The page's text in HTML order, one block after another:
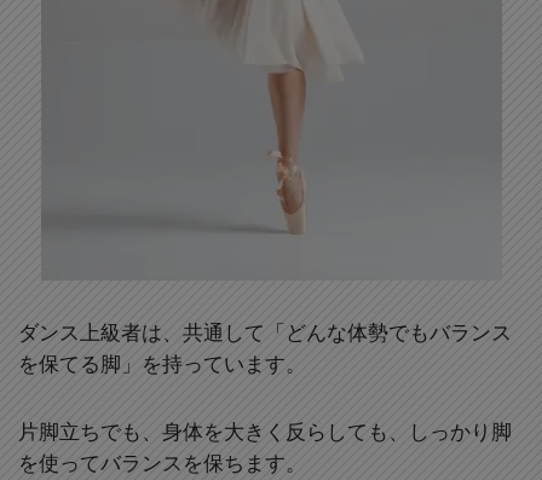
ダンス上級者は、共通して「どんな体勢でもバランス
を保てる脚」を持っています。
片脚立ちでも、身体を大きく反らしても、しっかり脚
を使ってバランスを保ちます。